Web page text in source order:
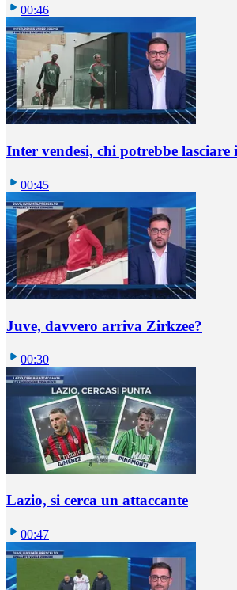
00:46
Inter vendesi, chi potrebbe lasciare
00:45
Juve, davvero arriva Zirkzee?
00:30
Lazio, si cerca un attaccante
00:47